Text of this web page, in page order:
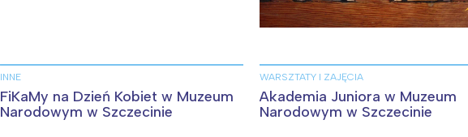
INNE
FiKaMy na Dzień Kobiet w Muzeum
Narodowym w Szczecinie
WARSZTATY I ZAJĘCIA
Akademia Juniora w Muzeum
Narodowym w Szczecinie
Interesują mnie wydarzenia z tego regionu:
Warszawa
Trójmiasto
Śląsk
Kraków
Południe